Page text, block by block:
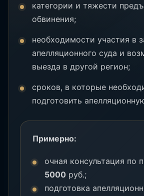
категории и тяжести
обвинения;
необходимости участия в
апелляционного суда и
выезда в другой регион;
сроков, в которые
подготовить
Примерно:
очная консультация по
5000 руб.;
подготовка